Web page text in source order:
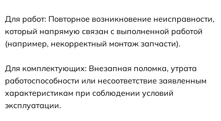
Для работ: Повторное возникновение неисправности,
который напрямую связан с выполненной работой
(например, некорректный монтаж запчасти).
Для комплектующих: Внезапная поломка, утрата
работоспособности или несоответствие заявленным
характеристикам при соблюдении условий
эксплуатации.